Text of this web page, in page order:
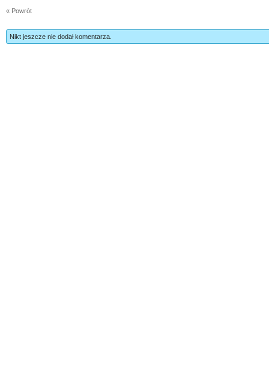
« Powrót
Nikt jeszcze nie dodał komentarza.